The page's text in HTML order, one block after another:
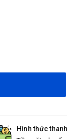
Hình thức